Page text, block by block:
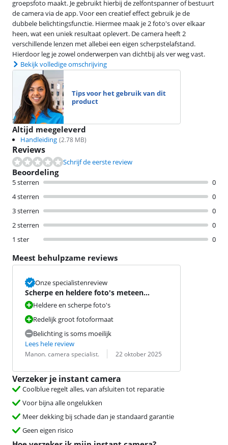
groepsfoto maakt. Je gebruikt hierbij de zelfontspanner of bestuurt
de camera via de app. Voor een creatief effect gebruik je de
dubbele belichtingsfunctie. Hiermee maak je 2 foto's over elkaar
heen, wat een uniek resultaat oplevert. De camera heeft 2
verschillende lenzen met allebei een eigen scherpstelafstand.
Hierdoor leg je zowel onderwerpen van dichtbij als ver weg vast.
Bekijk volledige omschrijving
Tips voor het gebruik van dit
product
Altijd meegeleverd
Handleiding (2.78 MB)
Reviews
Schrijf de eerste review
Beoordeling
5 sterren
0
4 sterren
0
3 sterren
0
2 sterren
0
1 ster
0
Meest behulpzame reviews
Onze specialistenreview
Scherpe en heldere foto's meteen
uitgeprint.
Heldere en scherpe foto's
Redelijk groot fotoformaat
Belichting is soms moeilijk
Lees hele review
Beoordeling door:
Manon. camera specialist.
Datum: 22 oktober 2025
Verzeker je instant camera
Coolblue regelt alles, van afsluiten tot reparatie
Voor bijna alle ongelukken
Meer dekking bij schade dan je standaard garantie
Geen eigen risico